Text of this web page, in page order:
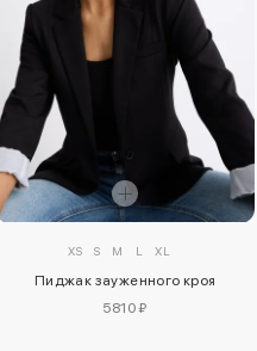
XS S M L XL
Пиджак зауженного кроя
5810 ₽